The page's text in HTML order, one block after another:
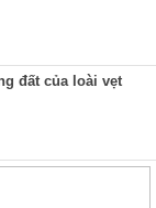
đất của loài vẹt